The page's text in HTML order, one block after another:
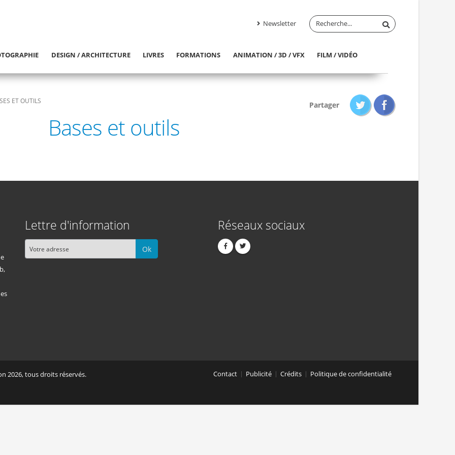
Newsletter
DESIGN / ARCHITECTURE LIVRES FORMATIONS ANIMATION / 3D / VFX FILM / VIDÉO
ET OUTILS Partager
Bases et outils
Lettre d'information
Ok
Réseaux sociaux
2026, tous droits réservés. Contact Publicité Crédits Politique de confidentialité